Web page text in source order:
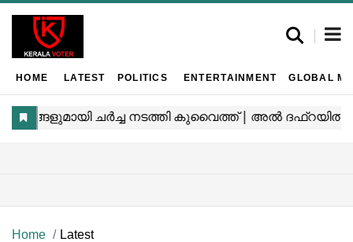
HOME LATEST POLITICS ENTERTAINMENT GLOBAL
Home Latest